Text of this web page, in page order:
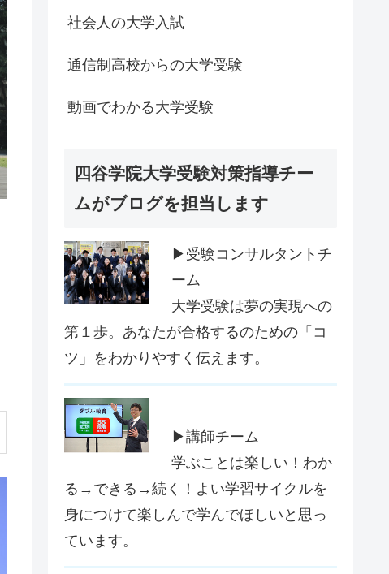
社会人の大学入試
通信制高校からの大学受験
動画でわかる大学受験
四谷学院大学受験対策指導チー
ムがブログを担当します
▶受験コンサルタントチ
ーム
大学受験は夢の実現への
第１歩。あなたが合格するのための「コ
ツ」をわかりやすく伝えます。
▶講師チーム
学ぶことは楽しい！わか
る→できる→続く！よい学習サイクルを
身につけて楽しんで学んでほしいと思っ
ています。